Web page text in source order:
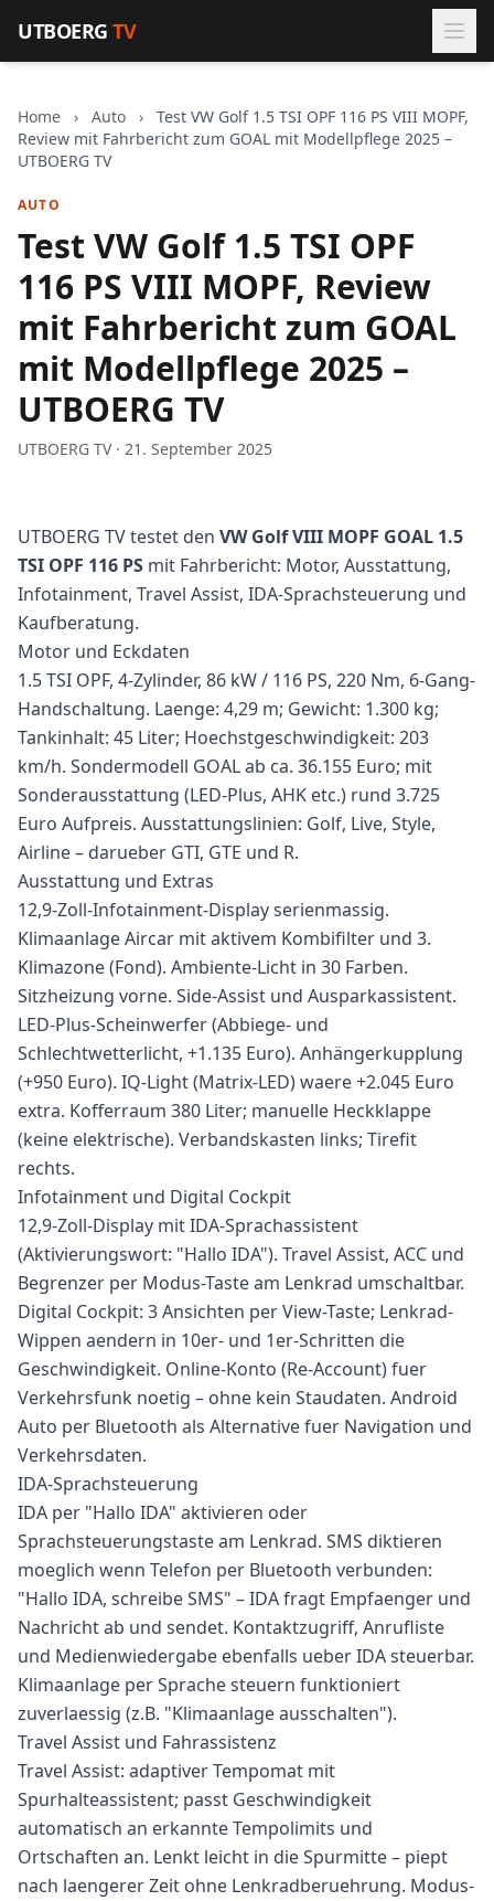
UTBOERGTV
Home › Auto ›
Test VW Golf 1.5 TSI OPF 116 PS VIII MOPF,
Review mit Fahrbericht zum GOAL mit Modellpflege 2025 –
UTBOERG TV
AUTO
Test VW Golf 1.5 TSI OPF
116 PS VIII MOPF, Review
mit Fahrbericht zum GOAL
mit Modellpflege 2025 –
UTBOERG TV
UTBOERG TV · 21. September 2025
UTBOERG TV testet den VW Golf VIII MOPF GOAL 1.5
TSI OPF 116 PS mit Fahrbericht: Motor, Ausstattung,
Infotainment, Travel Assist, IDA-Sprachsteuerung und
Kaufberatung.
Motor und Eckdaten
1.5 TSI OPF, 4-Zylinder, 86 kW / 116 PS, 220 Nm, 6-Gang-
Handschaltung. Laenge: 4,29 m; Gewicht: 1.300 kg;
Tankinhalt: 45 Liter; Hoechstgeschwindigkeit: 203
km/h. Sondermodell GOAL ab ca. 36.155 Euro; mit
Sonderausstattung (LED-Plus, AHK etc.) rund 3.725
Euro Aufpreis. Ausstattungslinien: Golf, Live, Style,
Airline – darueber GTI, GTE und R.
Ausstattung und Extras
12,9-Zoll-Infotainment-Display serienmassig.
Klimaanlage Aircar mit aktivem Kombifilter und 3.
Klimazone (Fond). Ambiente-Licht in 30 Farben.
Sitzheizung vorne. Side-Assist und Ausparkassistent.
LED-Plus-Scheinwerfer (Abbiege- und
Schlechtwetterlicht, +1.135 Euro). Anhängerkupplung
(+950 Euro). IQ-Light (Matrix-LED) waere +2.045 Euro
extra. Kofferraum 380 Liter; manuelle Heckklappe
(keine elektrische). Verbandskasten links; Tirefit
rechts.
Infotainment und Digital Cockpit
12,9-Zoll-Display mit IDA-Sprachassistent
(Aktivierungswort: "Hallo IDA"). Travel Assist, ACC und
Begrenzer per Modus-Taste am Lenkrad umschaltbar.
Digital Cockpit: 3 Ansichten per View-Taste; Lenkrad-
Wippen aendern in 10er- und 1er-Schritten die
Geschwindigkeit. Online-Konto (Re-Account) fuer
Verkehrsfunk noetig – ohne kein Staudaten. Android
Auto per Bluetooth als Alternative fuer Navigation und
Verkehrsdaten.
IDA-Sprachsteuerung
IDA per "Hallo IDA" aktivieren oder
Sprachsteuerungstaste am Lenkrad. SMS diktieren
moeglich wenn Telefon per Bluetooth verbunden:
"Hallo IDA, schreibe SMS" – IDA fragt Empfaenger und
Nachricht ab und sendet. Kontaktzugriff, Anrufliste
und Medienwiedergabe ebenfalls ueber IDA steuerbar.
Klimaanlage per Sprache steuern funktioniert
zuverlaessig (z.B. "Klimaanlage ausschalten").
Travel Assist und Fahrassistenz
Travel Assist: adaptiver Tempomat mit
Spurhalteassistent; passt Geschwindigkeit
automatisch an erkannte Tempolimits und
Ortschaften an. Lenkt leicht in die Spurmitte – piept
nach laengerer Zeit ohne Lenkradberuehrung. Modus-